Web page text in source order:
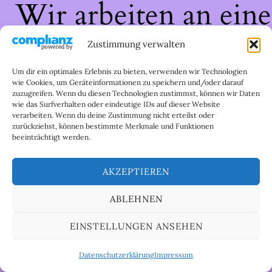
Zustimmung verwalten
Um dir ein optimales Erlebnis zu bieten, verwenden wir Technologien
wie Cookies, um Geräteinformationen zu speichern und/oder darauf
zuzugreifen. Wenn du diesen Technologien zustimmst, können wir Daten
wie das Surfverhalten oder eindeutige IDs auf dieser Website
verarbeiten. Wenn du deine Zustimmung nicht erteilst oder
zurückziehst, können bestimmte Merkmale und Funktionen
beeinträchtigt werden.
AKZEPTIEREN
ABLEHNEN
EINSTELLUNGEN ANSEHEN
DatenschutzerklärungImpressum
Wir arbeiten an
großartigen Sache
schau bald wieder
vorbei!